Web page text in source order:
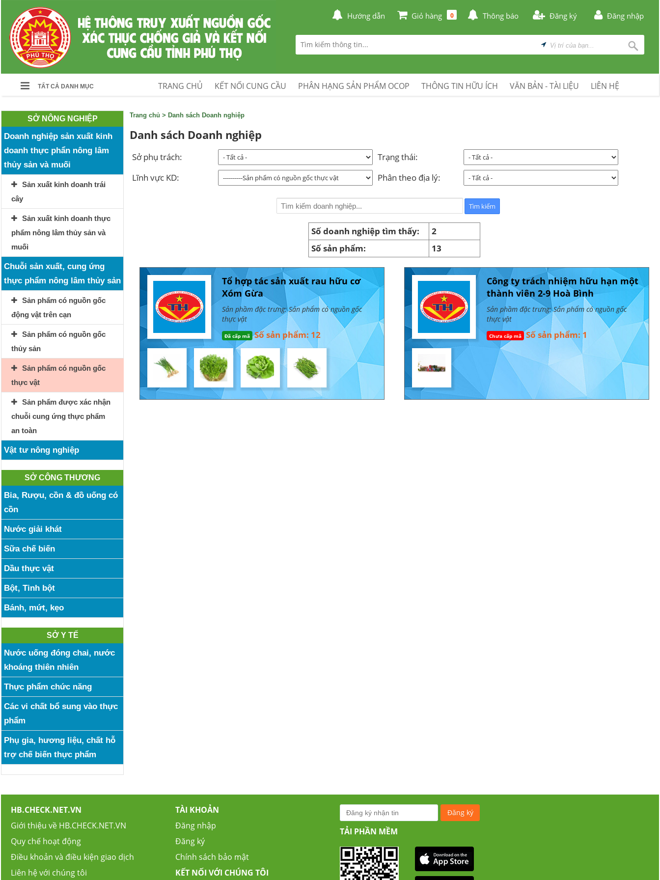
Hướng dẫn Giỏ hàng 0 Thông báo Đăng ký Đăng nhập
TẤT CẢ DANH MỤC TRANG CHỦ KẾT NỐI CUNG CẦU PHÂN HẠNG SẢN PHẨM OCOP THÔNG TIN HỮU ÍCH VĂN BẢN - TÀI LIỆU LIÊN HỆ
SỞ NÔNG NGHIỆP
Doanh nghiệp sản xuất kinh
doanh thực phẩn nông lâm
thủy sản và muối
Sản xuất kinh doanh trái
cây
Sản xuất kinh doanh thực
phẩm nông lâm thủy sản và
muối
Chuỗi sản xuất, cung ứng
thực phẩm nông lâm thủy sản
Sản phẩm có nguồn gốc
động vật trên cạn
Sản phẩm có nguồn gốc
thủy sản
Sản phẩm có nguồn gốc
thực vật
Sản phẩm được xác nhận
chuỗi cung ứng thực phẩm
an toàn
Vật tư nông nghiệp
SỞ CÔNG THƯƠNG
Bia, Rượu, cồn & đồ uống có
cồn
Nước giải khát
Sữa chế biến
Dầu thực vật
Bột, Tinh bột
Bánh, mứt, kẹo
SỞ Y TẾ
Nước uống đóng chai, nước
khoáng thiên nhiên
Thực phẩm chức năng
Các vi chất bổ sung vào thực
phẩm
Phụ gia, hương liệu, chất hỗ
trợ chế biến thực phẩm
Trang chủ > Danh sách Doanh nghiệp
Danh sách Doanh nghiệp
Sở phụ trách:
Trạng thái:
Lĩnh vực KD:
Phân theo địa lý:
Số doanh nghiệp tìm thấy:
2
Số sản phẩm:
13
Tổ hợp tác sản xuất rau hữu cơ
Xóm Gừa
Sản phầm đặc trưng: Sản phẩm có nguồn gốc
thực vật
Đã cấp mã Số sản phẩm: 12
Công ty trách nhiệm hữu hạn một
thành viên 2-9 Hoà Bình
Sản phầm đặc trưng: Sản phẩm có nguồn gốc
thực vật
Chưa cấp mã Số sản phẩm: 1
HB.CHECK.NET.VN
Giới thiệu về HB.CHECK.NET.VN
Quy chế hoạt động
Điều khoản và điều kiện giao dịch
Liên hệ với chúng tôi
TÀI KHOẢN
Đăng nhập
Đăng ký
Chính sách bảo mật
KẾT NỐI VỚI CHÚNG TÔI
TẢI PHẦN MỀM